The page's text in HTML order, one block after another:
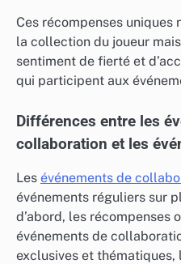
Ces récompenses uniques
la collection du joueur
sentiment de fierté et
qui participent aux
Différences entre les
collaboration et les
Les événements de
événements réguliers sur
d’abord, les récompenses
événements de
exclusives et